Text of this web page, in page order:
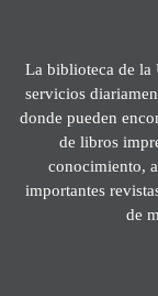
La biblioteca de la
servicios
donde pueden
de libros
conocimiento,
importantes
de